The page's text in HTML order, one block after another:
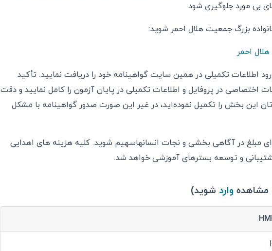
بی مورد جلوگیری شود.
بزرگ جمعیت هلال احمر شوید:
احمر
اطلاعات تکمیلی در همین سایت گواهینامه خود را دریافت نمایید. تأکید
در پروفایل و اطلاعات تکمیلی در پایان آزمون را کامل نمایید و دقت
این بخش را تکمیل نموده‌اید، در غیر این صورت صدور گواهینامه با مشکل
مبلغ در آگاهی بخشی و نجات انسانهاسهیم شوید. کلیه هزینه های اهدایی
و توسعه بسترهای آموزشی خواهد شد.
مشاهده وارد شوید)